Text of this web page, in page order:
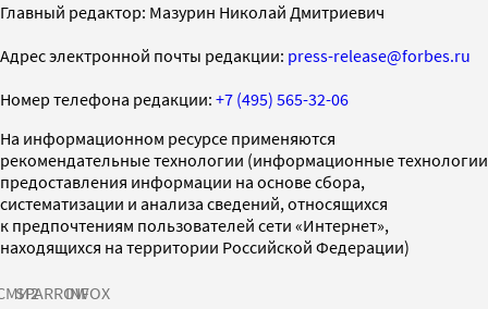
Главный редактор: Мазурин Николай Дмитриевич
Адрес электронной почты редакции: press-release@forbes.ru
Номер телефона редакции: +7 (495) 565-32-06
На информационном ресурсе применяются
рекомендательные технологии (информационные технологии
предоставления информации на основе сбора,
систематизации и анализа сведений, относящихся
к предпочтениям пользователей сети «Интернет»,
находящихся на территории Российской Федерации)
SPARROWINFOX